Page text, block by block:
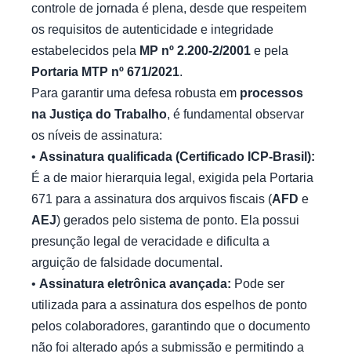
controle de jornada é plena, desde que respeitem
os requisitos de autenticidade e integridade
estabelecidos pela MP nº 2.200-2/2001 e pela
Portaria MTP nº 671/2021.
Para garantir uma defesa robusta em processos
na Justiça do Trabalho, é fundamental observar
os níveis de assinatura:
• Assinatura qualificada (Certificado ICP-Brasil):
É a de maior hierarquia legal, exigida pela Portaria
671 para a assinatura dos arquivos fiscais (AFD e
AEJ) gerados pelo sistema de ponto. Ela possui
presunção legal de veracidade e dificulta a
arguição de falsidade documental.
• Assinatura eletrônica avançada: Pode ser
utilizada para a assinatura dos espelhos de ponto
pelos colaboradores, garantindo que o documento
não foi alterado após a submissão e permitindo a